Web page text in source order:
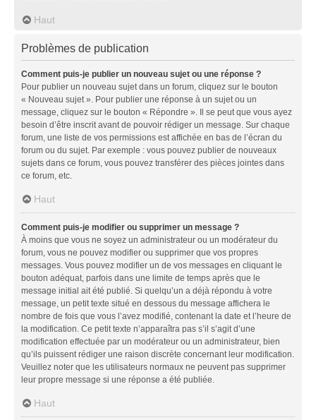
Haut
Problèmes de publication
Comment puis-je publier un nouveau sujet ou une réponse ?
Pour publier un nouveau sujet dans un forum, cliquez sur le bouton
« Nouveau sujet ». Pour publier une réponse à un sujet ou un
message, cliquez sur le bouton « Répondre ». Il se peut que vous ayez
besoin d’être inscrit avant de pouvoir rédiger un message. Sur chaque
forum, une liste de vos permissions est affichée en bas de l’écran du
forum ou du sujet. Par exemple : vous pouvez publier de nouveaux
sujets dans ce forum, vous pouvez transférer des pièces jointes dans
ce forum, etc.
Haut
Comment puis-je modifier ou supprimer un message ?
À moins que vous ne soyez un administrateur ou un modérateur du
forum, vous ne pouvez modifier ou supprimer que vos propres
messages. Vous pouvez modifier un de vos messages en cliquant le
bouton adéquat, parfois dans une limite de temps après que le
message initial ait été publié. Si quelqu’un a déjà répondu à votre
message, un petit texte situé en dessous du message affichera le
nombre de fois que vous l’avez modifié, contenant la date et l’heure de
la modification. Ce petit texte n’apparaîtra pas s’il s’agit d’une
modification effectuée par un modérateur ou un administrateur, bien
qu’ils puissent rédiger une raison discrète concernant leur modification.
Veuillez noter que les utilisateurs normaux ne peuvent pas supprimer
leur propre message si une réponse a été publiée.
Haut